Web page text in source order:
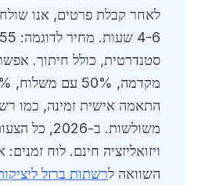
לאחר קבלת פרטים, אנו
התאמה אישית זמינה, כמו
ויזואליזציה חינם. לוח
השוואה לרשתות ברזל